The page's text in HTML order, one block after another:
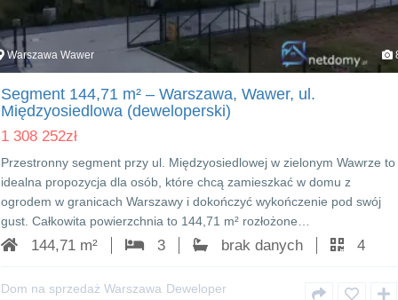
Warszawa Wawer
Segment 144,71 m² – Warszawa, Wawer, ul.
Międzyosiedlowa (deweloperski)
1 308 252zł
Przestronny segment przy ul. Międzyosiedlowej w zielonym Wawrze to
idealna propozycja dla osób, które chcą zamieszkać w domu z
ogrodem w granicach Warszawy i dokończyć wykończenie pod swój
gust. Całkowita powierzchnia to 144,71 m² rozłożone…
144,71 m² 3 brak danych 4
Dom na sprzedaż Warszawa Deweloper